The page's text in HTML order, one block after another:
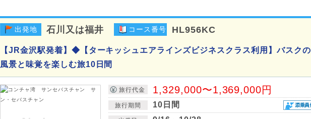
出発地 石川又は福井 コース番号 HL956KC
【JR金沢駅発着】◆【ターキッシュエアラインズビジネスクラス利用】バスクの
風景と味覚を楽しむ旅10日間
旅行代金 1,329,000〜1,369,000円
旅行期間 10日間